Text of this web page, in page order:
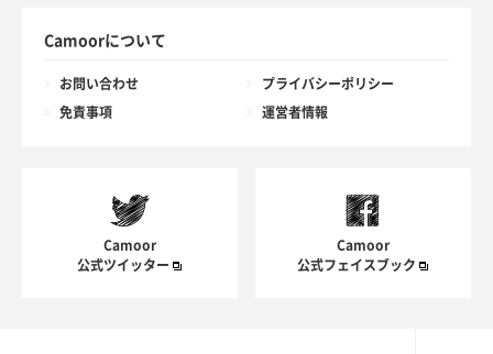
Camoorについて
お問い合わせ プライバシーポリシー
免責事項 運営者情報
Camoor
公式ツイッター
Camoor
公式フェイスブック